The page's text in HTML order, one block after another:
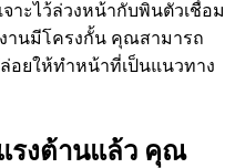
าะไว้ล่วงหน้ากับพินตัวเชื่อม
านมีโครงกั้น คุณสามารถ
อยให้ทำหน้าที่เป็นแนวทาง
รงต้านแล้ว คุณ